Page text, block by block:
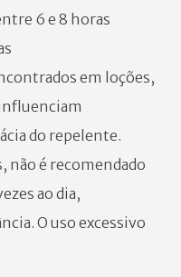
6 e 8 horas
em loções,
do repelente.
não é recomendado
ao dia,
O uso excessivo